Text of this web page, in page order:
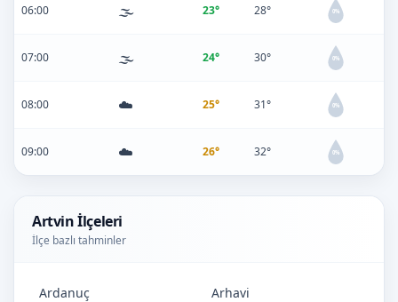
06:00 🌫️ 23° 28° 0%
07:00 🌫️ 24° 30° 0%
08:00 ☁️ 25° 31° 0%
09:00 ☁️ 26° 32° 0%
Artvin İlçeleri
İlçe bazlı tahminler
Ardanuç Arhavi